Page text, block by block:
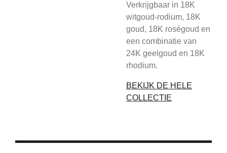
Verkrijgbaar in 18K
witgoud-rodium, 18K
goud, 18K roségoud en
een combinatie van
24K geelgoud en 18K
rhodium.
BEKIJK DE HELE
COLLECTIE